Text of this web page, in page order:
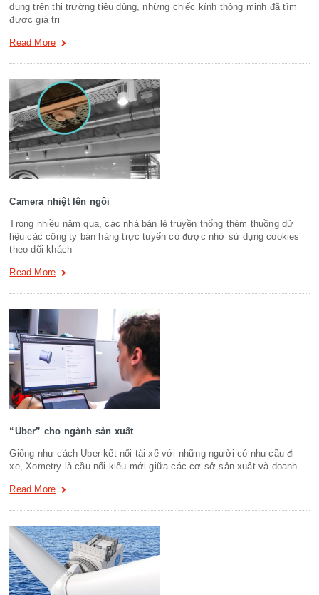
dụng trên thị trường tiêu dùng, những chiếc kính thông minh đã tìm
được giá trị
Read More
Camera nhiệt lên ngôi
Trong nhiều năm qua, các nhà bán lẻ truyền thống thèm thuồng dữ
liệu các công ty bán hàng trực tuyến có được nhờ sử dụng cookies
theo dõi khách
Read More
“Uber” cho ngành sản xuất
Giống như cách Uber kết nối tài xế với những người có nhu cầu đi
xe, Xometry là cầu nối kiểu mới giữa các cơ sở sản xuất và doanh
Read More